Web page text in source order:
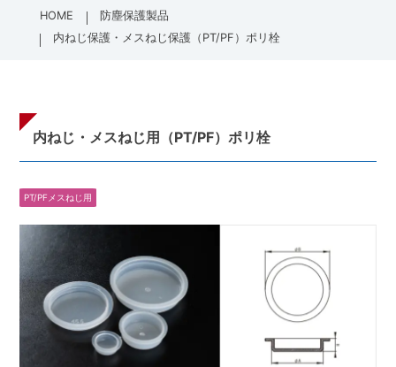
HOME
防塵保護製品
内ねじ保護・メスねじ保護（PT/PF）ポリ栓
内ねじ・メスねじ用（PT/PF）ポリ栓
PT/PFメスねじ用